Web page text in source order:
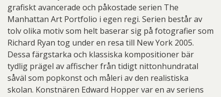
grafiskt avancerade och påkostade serien The
Manhattan Art Portfolio i egen regi. Serien består av
tolv olika motiv som helt baserar sig på fotografier som
Richard Ryan tog under en resa till New York 2005.
Dessa färgstarka och klassiska kompositioner bär
tydlig prägel av affischer från tidigt nittonhundratal
såväl som popkonst och måleri av den realistiska
skolan. Konstnären Edward Hopper var en av seriens